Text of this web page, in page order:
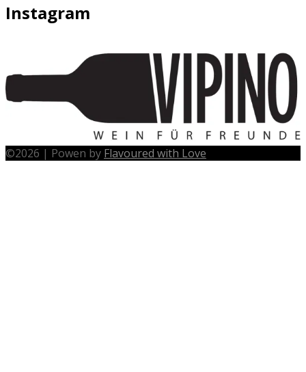
Instagram
©2026 | Powen by Flavoured with Love